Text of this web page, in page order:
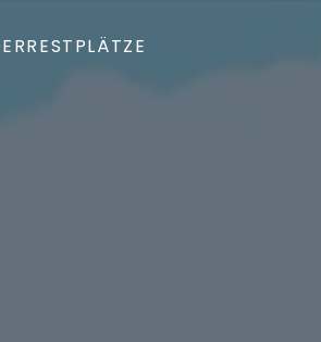
RESTPLÄTZE